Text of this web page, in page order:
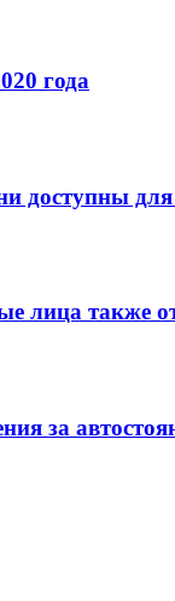
года
доступны
лица также
за